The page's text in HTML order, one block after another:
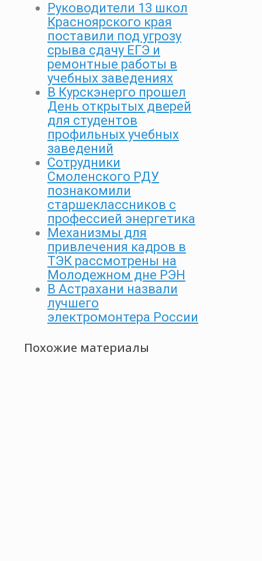
Руководители 13 школ
Красноярского края
поставили под угрозу
срыва сдачу ЕГЭ и
ремонтные работы в
учебных заведениях
В Курскэнерго прошел
День открытых дверей
для студентов
профильных учебных
заведений
Сотрудники
Смоленского РДУ
познакомили
старшеклассников с
профессией энергетика
Механизмы для
привлечения кадров в
ТЭК рассмотрены на
Молодежном дне РЭН
В Астрахани назвали
лучшего
электромонтера России
Похожие материалы